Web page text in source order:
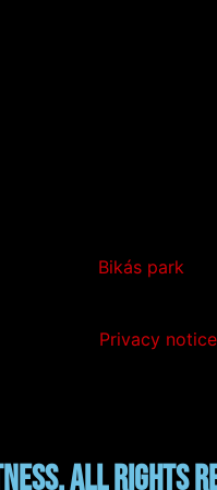
Bikás park
Privacy notice
All rights